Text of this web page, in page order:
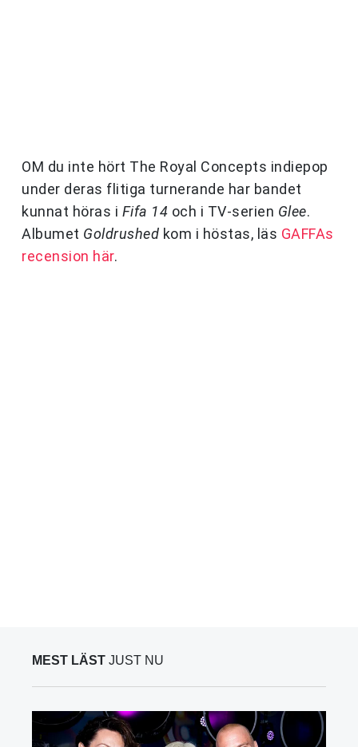
OM du inte hört The Royal Concepts indiepop
under deras flitiga turnerande har bandet
kunnat höras i Fifa 14 och i TV-serien Glee.
Albumet Goldrushed kom i höstas, läs GAFFAs
recension här.
MEST LÄST JUST NU